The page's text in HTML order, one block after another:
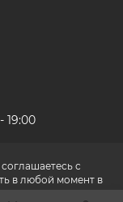
с
в любой момент в
19:00